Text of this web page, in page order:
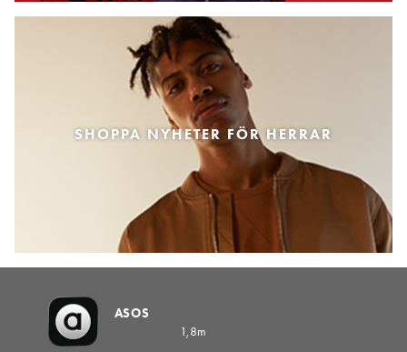
SHOPPA NYHETER FÖR HERRAR
ASOS
1,8m